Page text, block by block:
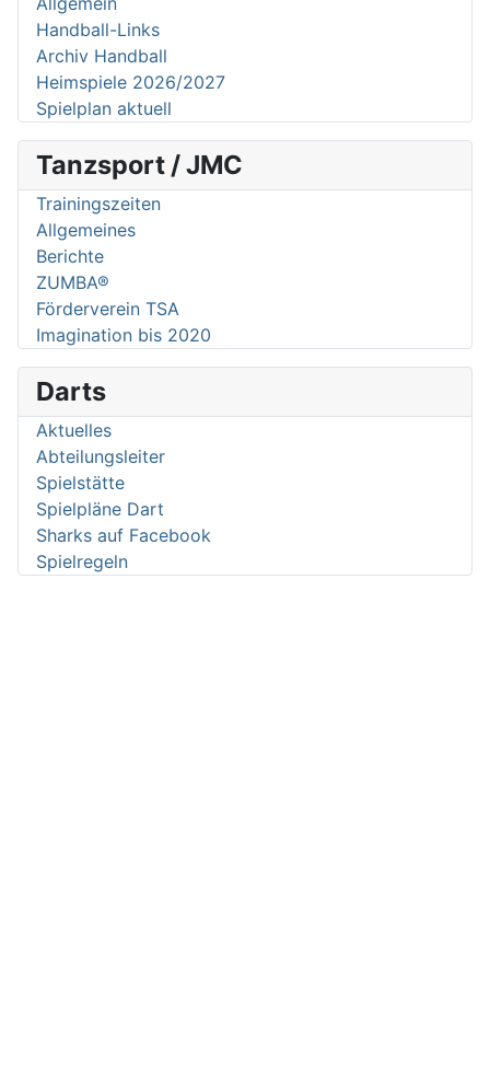
Handball-Links
Archiv Handball
Heimspiele 2026/2027
Spielplan aktuell
Tanzsport / JMC
Trainingszeiten
Allgemeines
Berichte
ZUMBA®
Förderverein TSA
Imagination bis 2020
Darts
Aktuelles
Abteilungsleiter
Spielstätte
Spielpläne Dart
Sharks auf Facebook
Spielregeln